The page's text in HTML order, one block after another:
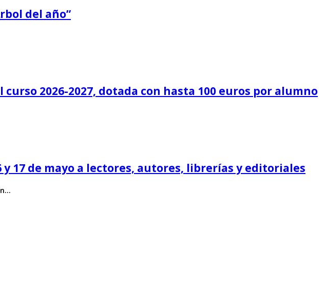
del año”
2026-2027, dotada con hasta 100 euros por alumno
y 17 de mayo a lectores, autores, librerías y editoriales